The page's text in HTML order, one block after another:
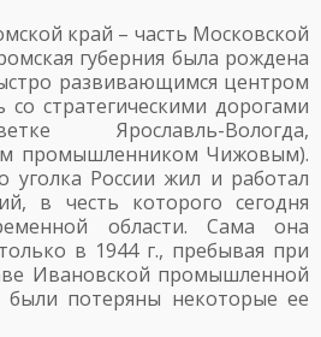
край – часть Московской
губерния была рождена
развивающимся центром
со стратегическими дорогами
Ярославль-Вологда,
промышленником Чижовым).
уголка России жил и работал
в честь которого сегодня
области. Сама она
в 1944 г., пребывая при
Ивановской промышленной
были потеряны некоторые ее